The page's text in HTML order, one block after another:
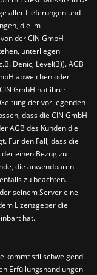
aller Lieferungen und
die im
der CIN GmbH
unterliegen
Denic, Level(3)). AGB
abweichen oder
GmbH hat ihrer
der vorliegenden
dass die CIN GmbH
AGB des Kunden die
Für den Fall, dass die
einen Bezug zu
die anwendbaren
zu beachten.
seinem Server eine
Lizenzgeber die
hat.
kommt stillschweigend
Erfüllungshandlungen